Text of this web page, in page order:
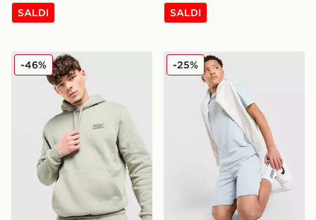
SALDI SALDI
McKenzie Felpa con Cappuccio Overhead Rocco
-46% McKenzie Pantaloncino
-25%